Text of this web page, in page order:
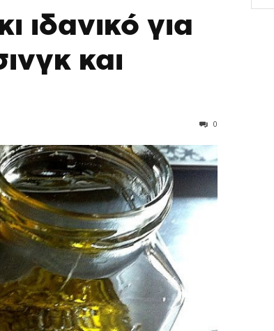
ιδανικό για
και
0